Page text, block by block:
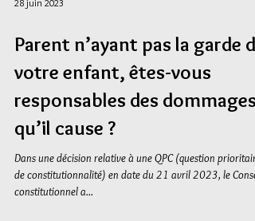
28 juin 2023
Parent n’ayant pas la garde de
votre enfant, êtes-vous
responsables des dommages
qu’il cause ?
Dans une décision relative à une QPC (question prioritaire